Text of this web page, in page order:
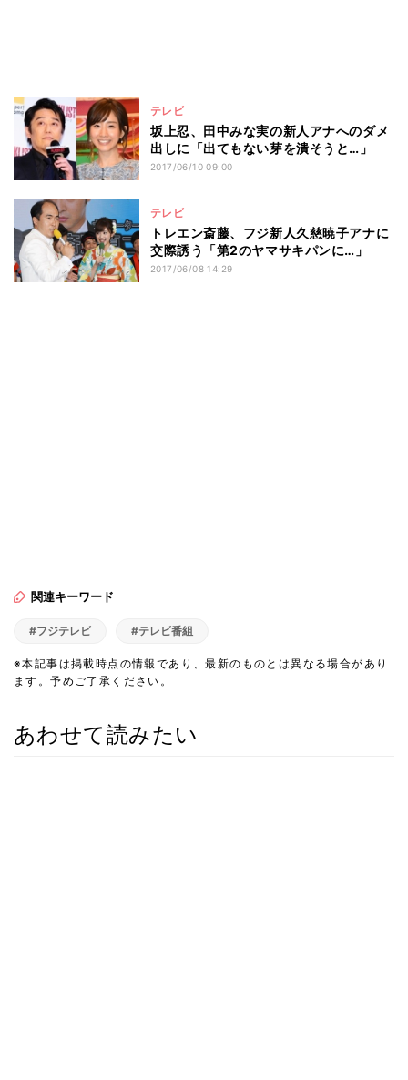
テレビ
坂上忍、田中みな実の新人アナへのダメ
出しに「出てもない芽を潰そうと…」
2017/06/10 09:00
テレビ
トレエン斎藤、フジ新人久慈暁子アナに
交際誘う「第2のヤマサキパンに…」
2017/06/08 14:29
関連キーワード
#フジテレビ #テレビ番組
※本記事は掲載時点の情報であり、最新のものとは異なる場合があり
ます。予めご了承ください。
あわせて読みたい